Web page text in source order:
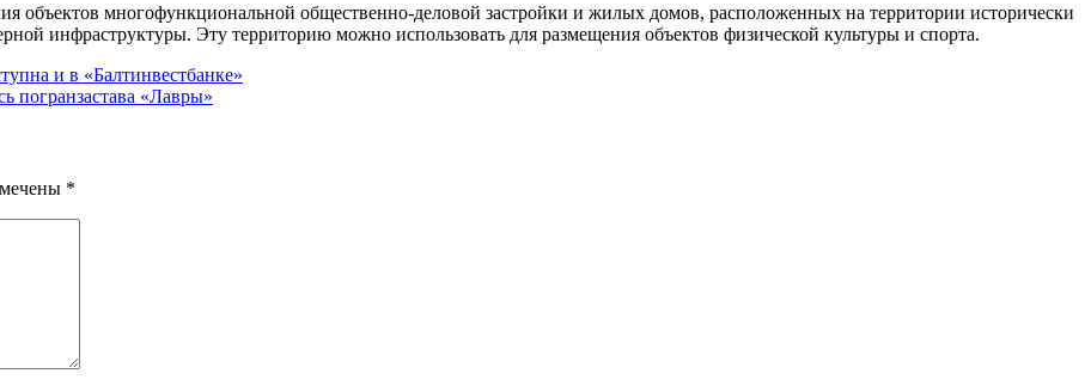
объектов многофункциональной общественно-деловой застройки и жилых домов, расположенных на территории исторически
инфраструктуры. Эту территорию можно использовать для размещения объектов физической культуры и спорта.
и в «Балтинвестбанке»
погранзастава «Лавры»
*